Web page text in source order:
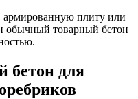
армированную плиту или
обычный товарный бетон
бетон для